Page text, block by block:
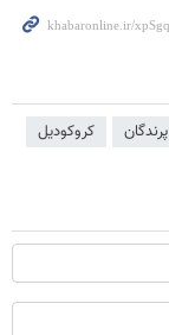
پرندگان کروکودیل